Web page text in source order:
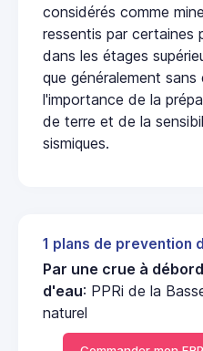
considérés comme
ressentis par certaines
dans les étages
que généralement sans
l'importance de la
de terre et de la
sismiques.
1 plans de prevention
Par une crue à
d'eau: PPRi de la
naturel